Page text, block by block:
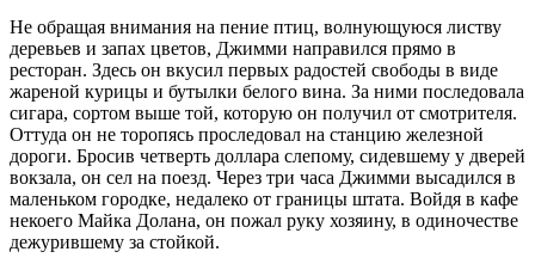
Не обращая внимания на пение птиц, волнующуюся листву
деревьев и запах цветов, Джимми направился прямо в
ресторан. Здесь он вкусил первых радостей свободы в виде
жареной курицы и бутылки белого вина. За ними последовала
сигара, сортом выше той, которую он получил от смотрителя.
Оттуда он не торопясь проследовал на станцию железной
дороги. Бросив четверть доллара слепому, сидевшему у дверей
вокзала, он сел на поезд. Через три часа Джимми высадился в
маленьком городке, недалеко от границы штата. Войдя в кафе
некоего Майка Долана, он пожал руку хозяину, в одиночестве
дежурившему за стойкой.